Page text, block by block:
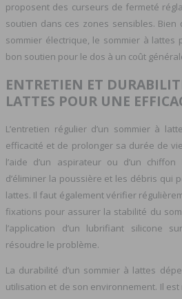
proposent des curseurs de fermeté
soutien dans ces zones sensibles.
sommier électrique, le sommier à lattes
bon soutien pour le dos à un coût
ENTRETIEN ET
LATTES POUR UNE
L’entretien régulier d’un sommier à
efficacité et de prolonger sa durée de
l’aide d’un aspirateur ou d’un
d’éliminer la poussière et les débris qui
lattes. Il faut également vérifier
fixations pour assurer la stabilité du
l’application d’un lubrifiant silicone
résoudre le problème.
La durabilité d’un sommier à lattes
utilisation et de son environnement. Il